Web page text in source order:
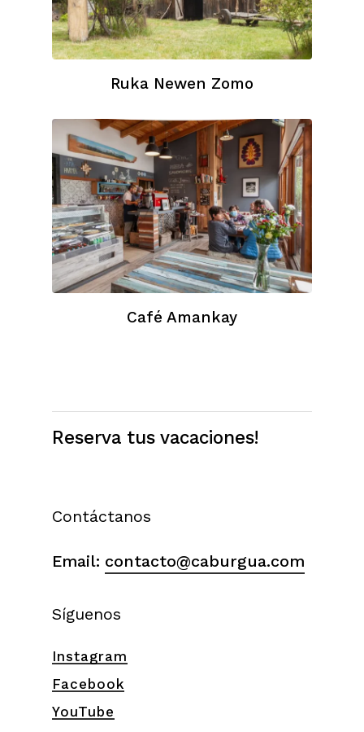
Ruka Newen Zomo
Café Amankay
Reserva tus vacaciones!
Contáctanos
Email: contacto@caburgua.com
Síguenos
Instagram
Facebook
YouTube